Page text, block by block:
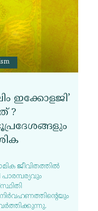
ഇക്കോളജി’
?
ജീവിതത്തിൽ